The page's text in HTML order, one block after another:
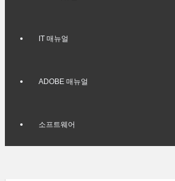
IT 매뉴얼
ADOBE 매뉴얼
소프트웨어